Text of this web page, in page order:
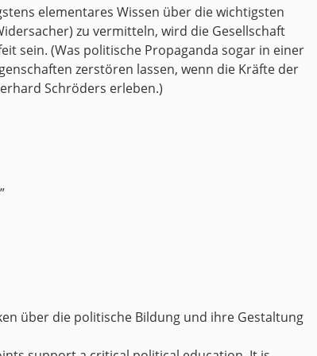
elementares Wissen über die wichtigsten
zu vermitteln, wird die Gesellschaft
sein. (Was politische Propaganda sogar in einer
zerstören lassen, wenn die Kräfte der
Schröders erleben.)
über die politische Bildung und ihre Gestaltung